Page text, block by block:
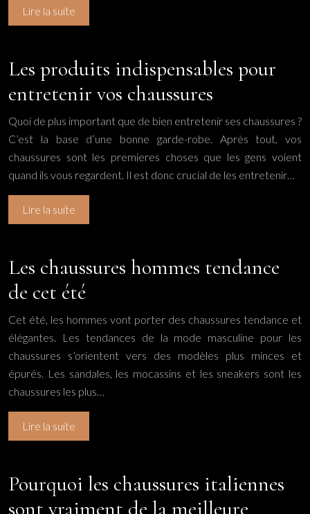
Lire la suite
Les produits indispensables pour
entretenir vos chaussures
Quoi de plus important que de bien entretenir ses chaussures ?
C’est la base d’une bonne garde-robe. Après tout, vos
chaussures sont les premieres choses que les gens voient
quand ils vous regardent. Il est donc crucial de les entretenir…
Lire la suite
Les chaussures hommes tendance
de cet été
Cet été, les hommes vont porter des chaussures tendance et
élégantes. Les tendances de la mode masculine pour les
chaussures s’orientent vers des modèles plus minces et
épurés. Les sandales, les mocassins et les sneakers sont les
chaussures les plus…
Lire la suite
Pourquoi les chaussures italiennes
sont vraiment de la meilleure